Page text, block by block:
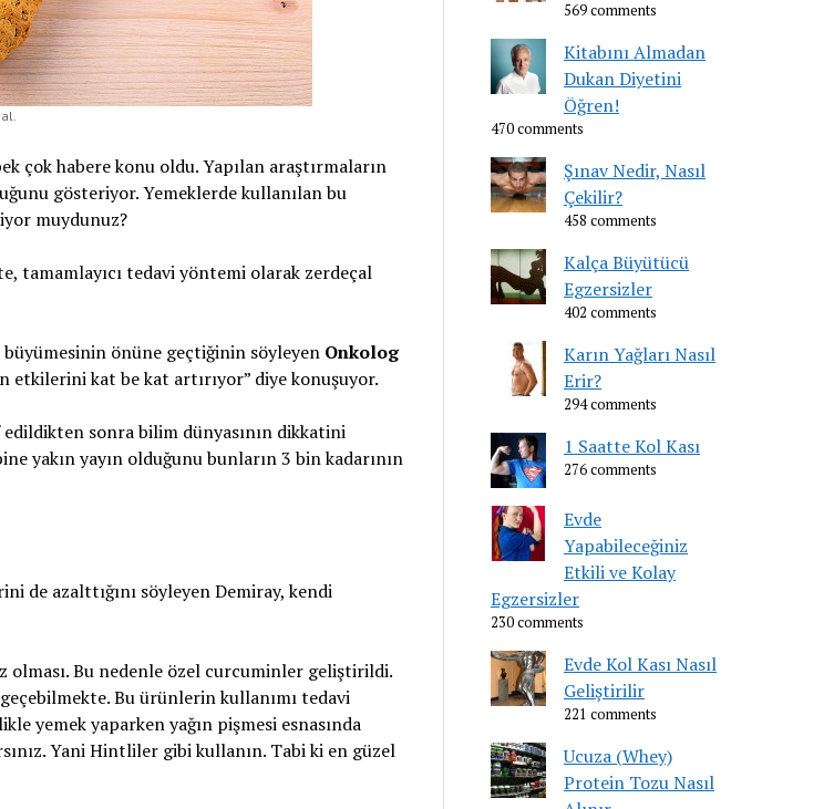
çok habere konu oldu. Yapılan araştırmaların
gösteriyor. Yemeklerde kullanılan bu
muydunuz?
tamamlayıcı tedavi yöntemi olarak zerdeçal
büyümesinin önüne geçtiğinin söyleyen Onkolog
etkilerini kat be kat artırıyor” diye konuşuyor.
sonra bilim dünyasının dikkatini
yakın yayın olduğunu bunların 3 bin kadarının
de azalttığını söyleyen Demiray, kendi
olması. Bu nedenle özel curcuminler geliştirildi.
Bu ürünlerin kullanımı tedavi
yemek yaparken yağın pişmesi esnasında
Yani Hintliler gibi kullanın. Tabi ki en güzel
569 comments
Kitabını Almadan
Dukan Diyetini
Öğren!
470 comments
Şınav Nedir, Nasıl
Çekilir?
458 comments
Kalça Büyütücü
Egzersizler
402 comments
Karın Yağları Nasıl
Erir?
294 comments
1 Saatte Kol Kası
276 comments
Evde
Yapabileceğiniz
Etkili ve Kolay
Egzersizler
230 comments
Evde Kol Kası Nasıl
Geliştirilir
221 comments
Ucuza (Whey)
Protein Tozu Nasıl